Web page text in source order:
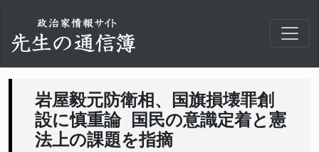
岩屋毅元防衛相、国旗損壊罪創
設に慎重論 国民の意識定着と憲
法上の課題を指摘